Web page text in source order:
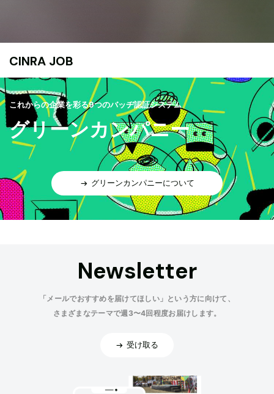
CINRA JOB
これからの企業を彩る9つのバッヂ認証システム
グリーンカンパニー
グリーンカンパニーについて
Newsletter
「メールでおすすめを届けてほしい」という方に向けて、
さまざまなテーマで週3〜4回程度お届けします。
受け取る